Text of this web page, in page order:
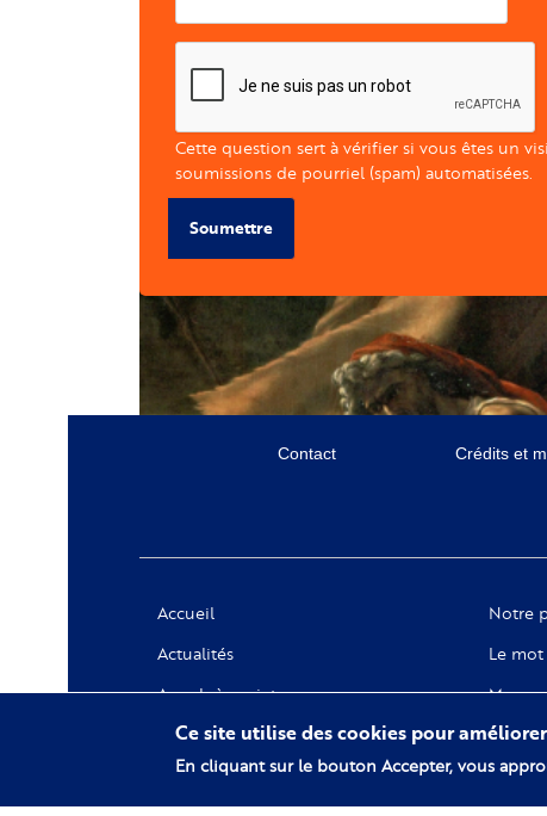
Cette question sert à vérifier si vous êtes un
soumissions de pourriel (spam) automatisées.
Soumettre
Contact Crédits et
Accueil
Actualités
Appels à projets
Notre
Le
Notre
Ce site utilise des cookies pour
En cliquant sur le bouton Accepter, vous